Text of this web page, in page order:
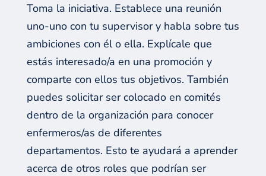
Toma la iniciativa. Establece una reunión
uno-uno con tu supervisor y habla sobre tus
ambiciones con él o ella. Explícale que
estás interesado/a en una promoción y
comparte con ellos tus objetivos. También
puedes solicitar ser colocado en comités
dentro de la organización para conocer
enfermeros/as de diferentes
departamentos. Esto te ayudará a aprender
acerca de otros roles que podrían ser